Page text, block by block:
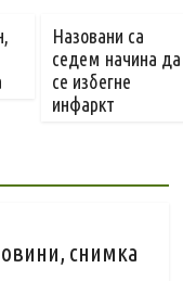
Назовани са
седем начина да
се избегне
инфаркт
снимка